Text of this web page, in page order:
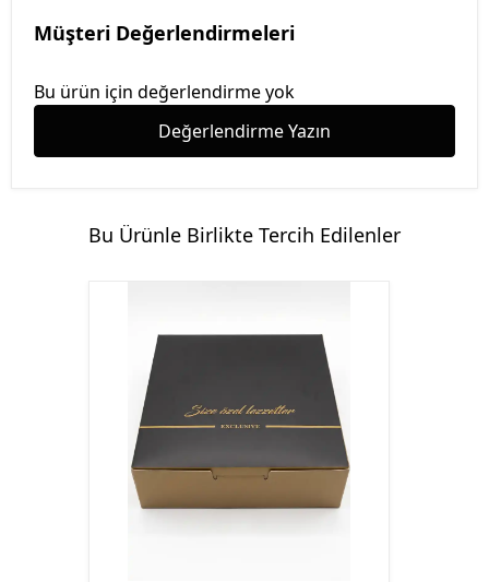
Müşteri Değerlendirmeleri
Bu ürün için değerlendirme yok
Değerlendirme Yazın
Bu Ürünle Birlikte Tercih Edilenler